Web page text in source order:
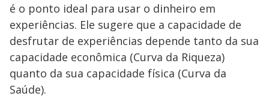
é o ponto ideal para usar o dinheiro em
experiências. Ele sugere que a capacidade de
desfrutar de experiências depende tanto da sua
capacidade econômica (Curva da Riqueza)
quanto da sua capacidade física (Curva da
Saúde).